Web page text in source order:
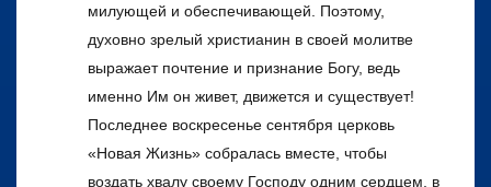
милующей и обеспечивающей. Поэтому,
духовно зрелый христианин в своей молитве
выражает почтение и признание Богу, ведь
именно Им он живет, движется и существует!
Последнее воскресенье сентября церковь
«Новая Жизнь» собралась вместе, чтобы
воздать хвалу своему Господу одним сердцем, в